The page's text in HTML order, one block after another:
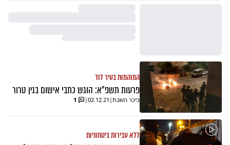
המוהמות בעיר לוד
פרעות תשפ"א: הוגש כתבי אישום בגין טרור
כיכר השבת|
02.12.21
|
1
ללא עבירות ביטחוניות